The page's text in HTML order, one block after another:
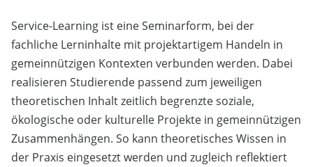
Service-Learning ist eine Seminarform, bei der
fachliche Lerninhalte mit projektartigem Handeln in
gemeinnützigen Kontexten verbunden werden. Dabei
realisieren Studierende passend zum jeweiligen
theoretischen Inhalt zeitlich begrenzte soziale,
ökologische oder kulturelle Projekte in gemeinnützigen
Zusammenhängen. So kann theoretisches Wissen in
der Praxis eingesetzt werden und zugleich reflektiert